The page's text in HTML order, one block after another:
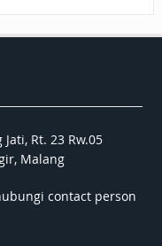
Rt. 23 Rw.05
Malang
contact person